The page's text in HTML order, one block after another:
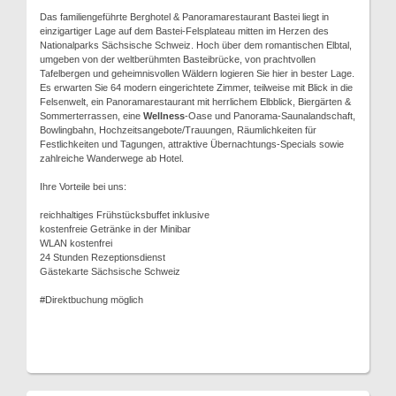
Das familiengeführte Berghotel & Panoramarestaurant Bastei liegt in
einzigartiger Lage auf dem Bastei-Felsplateau mitten im Herzen des
Nationalparks Sächsische Schweiz. Hoch über dem romantischen Elbtal,
umgeben von der weltberühmten Basteibrücke, von prachtvollen
Tafelbergen und geheimnisvollen Wäldern logieren Sie hier in bester Lage.
Es erwarten Sie 64 modern eingerichtete Zimmer, teilweise mit Blick in die
Felsenwelt, ein Panoramarestaurant mit herrlichem Elbblick, Biergärten &
Sommerterrassen, eine Wellness-Oase und Panorama-Saunalandschaft,
Bowlingbahn, Hochzeitsangebote/Trauungen, Räumlichkeiten für
Festlichkeiten und Tagungen, attraktive Übernachtungs-Specials sowie
zahlreiche Wanderwege ab Hotel.
Ihre Vorteile bei uns:
reichhaltiges Frühstücksbuffet inklusive
kostenfreie Getränke in der Minibar
WLAN kostenfrei
24 Stunden Rezeptionsdienst
Gästekarte Sächsische Schweiz
#Direktbuchung möglich